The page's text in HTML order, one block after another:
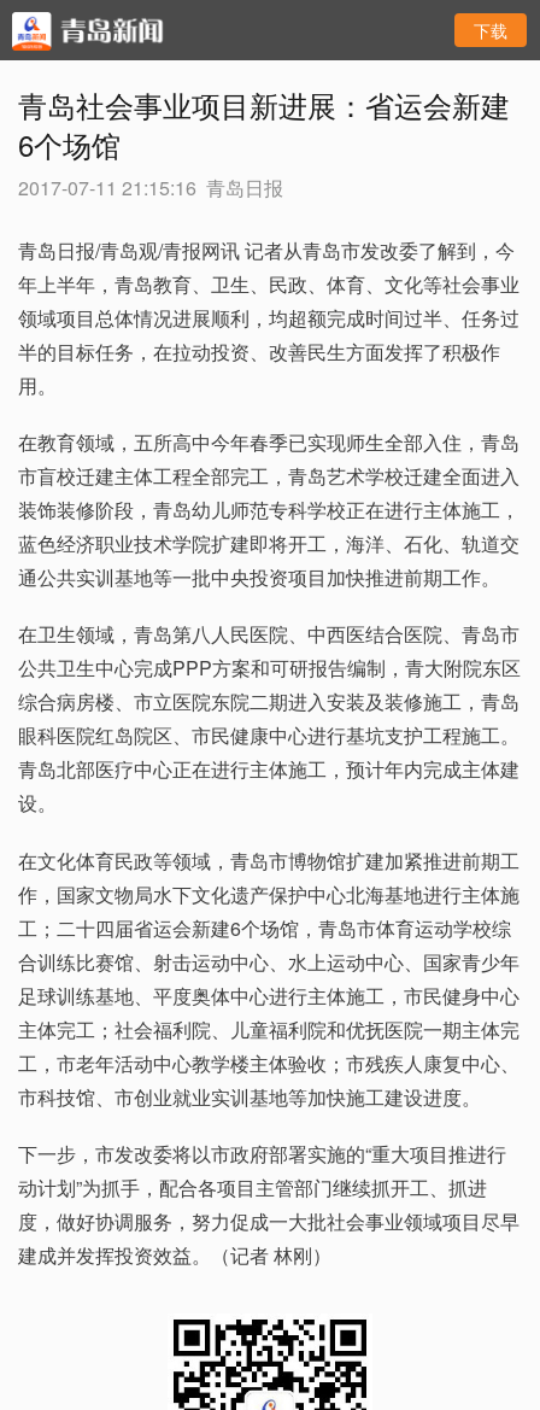
下载
青岛社会事业项目新进展：省运会新建
6个场馆
2017-07-11 21:15:16 青岛日报
青岛日报/青岛观/青报网讯 记者从青岛市发改委了解到，今
年上半年，青岛教育、卫生、民政、体育、文化等社会事业
领域项目总体情况进展顺利，均超额完成时间过半、任务过
半的目标任务，在拉动投资、改善民生方面发挥了积极作
用。
在教育领域，五所高中今年春季已实现师生全部入住，青岛
市盲校迁建主体工程全部完工，青岛艺术学校迁建全面进入
装饰装修阶段，青岛幼儿师范专科学校正在进行主体施工，
蓝色经济职业技术学院扩建即将开工，海洋、石化、轨道交
通公共实训基地等一批中央投资项目加快推进前期工作。
在卫生领域，青岛第八人民医院、中西医结合医院、青岛市
公共卫生中心完成PPP方案和可研报告编制，青大附院东区
综合病房楼、市立医院东院二期进入安装及装修施工，青岛
眼科医院红岛院区、市民健康中心进行基坑支护工程施工。
青岛北部医疗中心正在进行主体施工，预计年内完成主体建
设。
在文化体育民政等领域，青岛市博物馆扩建加紧推进前期工
作，国家文物局水下文化遗产保护中心北海基地进行主体施
工；二十四届省运会新建6个场馆，青岛市体育运动学校综
合训练比赛馆、射击运动中心、水上运动中心、国家青少年
足球训练基地、平度奥体中心进行主体施工，市民健身中心
主体完工；社会福利院、儿童福利院和优抚医院一期主体完
工，市老年活动中心教学楼主体验收；市残疾人康复中心、
市科技馆、市创业就业实训基地等加快施工建设进度。
下一步，市发改委将以市政府部署实施的“重大项目推进行
动计划”为抓手，配合各项目主管部门继续抓开工、抓进
度，做好协调服务，努力促成一大批社会事业领域项目尽早
建成并发挥投资效益。（记者 林刚）